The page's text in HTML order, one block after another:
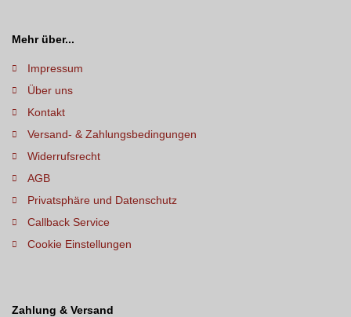
Mehr über...
Impressum
Über uns
Kontakt
Versand- & Zahlungsbedingungen
Widerrufsrecht
AGB
Privatsphäre und Datenschutz
Callback Service
Cookie Einstellungen
Zahlung & Versand